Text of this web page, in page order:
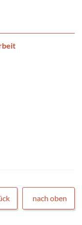
nach oben